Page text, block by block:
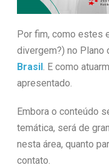
Por fim, como estes
divergem?) no Plano
Brasil. E como
apresentado.
Embora o conteúdo
temática, será de
nesta área, quanto
contato.